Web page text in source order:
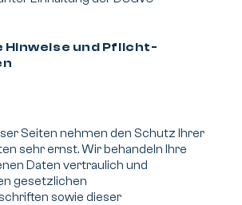
Hinweise und Pflicht­
Seiten nehmen den Schutz Ihrer
sehr ernst. Wir behandeln Ihre
Daten vertraulich und
gesetzlichen
sowie dieser